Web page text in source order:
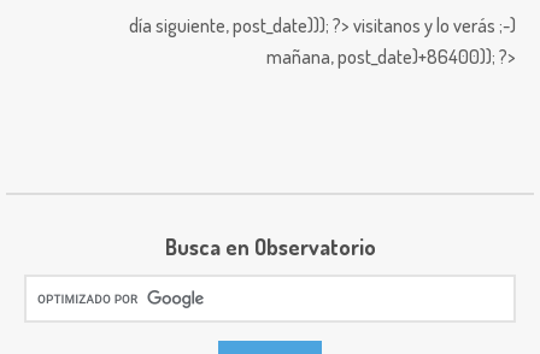
día siguiente,post_date))); ?> visitanos y lo verás ;-)
mañana,post_date)+86400)); ?>
Busca en Observatorio